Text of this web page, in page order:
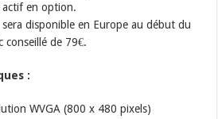
actif en option.
disponible en Europe au début du
conseillé de 79€.
:
WVGA (800 x 480 pixels)